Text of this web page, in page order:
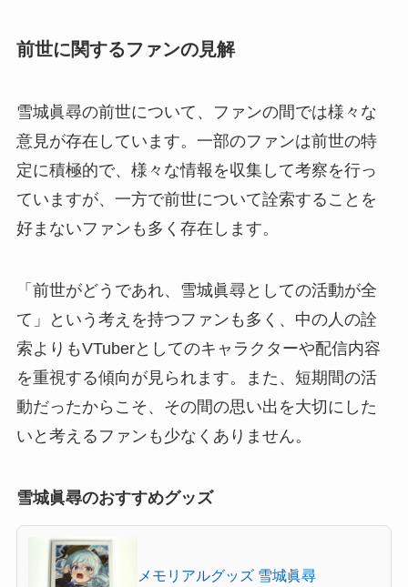
前世に関するファンの見解
雪城眞尋の前世について、ファンの間では様々な
意見が存在しています。一部のファンは前世の特
定に積極的で、様々な情報を収集して考察を行っ
ていますが、一方で前世について詮索することを
好まないファンも多く存在します。
「前世がどうであれ、雪城眞尋としての活動が全
て」という考えを持つファンも多く、中の人の詮
索よりもVTuberとしてのキャラクターや配信内容
を重視する傾向が見られます。また、短期間の活
動だったからこそ、その間の思い出を大切にした
いと考えるファンも少なくありません。
雪城眞尋のおすすめグッズ
メモリアルグッズ 雪城眞尋